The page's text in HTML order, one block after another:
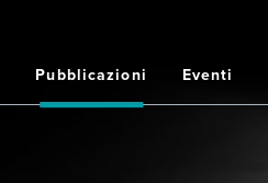
Pubblicazioni Eventi